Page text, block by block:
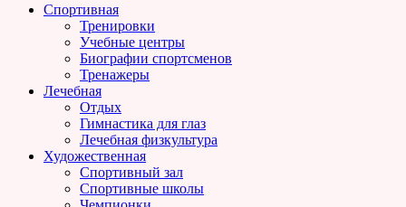
Спортивная
Тренировки
Учебные центры
Биографии спортсменов
Тренажеры
Лечебная
Отдых
Гимнастика для глаз
Лечебная физкультура
Художественная
Спортивный зал
Спортивные школы